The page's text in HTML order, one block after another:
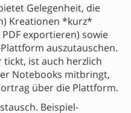
Gelegenheit, die
Kreationen *kurz*
exportieren) sowie
auszutauschen.
tickt, ist auch herzlich
Notebooks mitbringt,
über die Plattform.
Beispiel-